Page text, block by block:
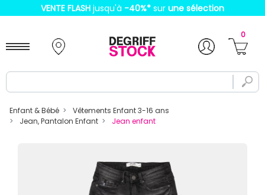
VENTE FLASH jusqu'à -40%* sur une sélection
0
Enfant & Bébé
Vêtements Enfant 3-16 ans
Jean, Pantalon Enfant
Jean enfant